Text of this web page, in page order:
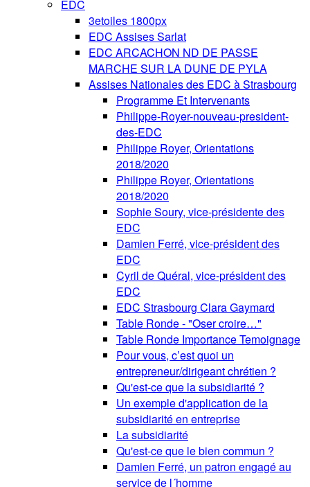
EDC
3etoiles 1800px
EDC Assises Sarlat
EDC ARCACHON ND DE PASSE
MARCHE SUR LA DUNE DE PYLA
Assises Nationales des EDC à Strasbourg
Programme Et Intervenants
Philippe-Royer-nouveau-president-
des-EDC
Philippe Royer, Orientations
2018/2020
Philippe Royer, Orientations
2018/2020
Sophie Soury, vice-présidente des
EDC
Damien Ferré, vice-président des
EDC
Cyril de Quéral, vice-président des
EDC
EDC Strasbourg Clara Gaymard
Table Ronde - "Oser croire…"
Table Ronde Importance Temoignage
Pour vous, c’est quoi un
entrepreneur/dirigeant chrétien ?
Qu'est-ce que la subsidiarité ?
Un exemple d'application de la
subsidiarité en entreprise
La subsidiarité
Qu'est-ce que le bien commun ?
Damien Ferré, un patron engagé au
service de l´homme